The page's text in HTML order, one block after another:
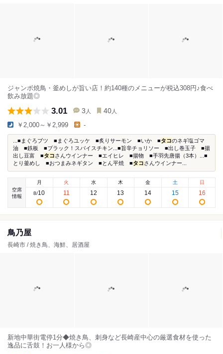
ジャンボ焼鳥・釜めしが旨い店！約140種のメニューが税込308円♪食べ
飲み放題◎
3.01 3 人 40 人
￥2,000～￥2,999 -
...■まぐろブツ ■まぐろユッケ ■炙りサーモン ■いか ■タコのネギ塩ゴマ
油 ■鉄板 ■ブラック！スパイスチキン...■旨辛チョリソー ■出し巻玉子 ■揚
出し豆富 ■タコさんウインナー ■エイヒレ ■揚物 ■手羽先唐揚（3本）...■
とり釜めし ■おつまみネギタン ■とん平焼 ■タコさんウインナー...
空席
情報
月
8/10
火
11
水
12
木
13
金
14
土
15
日
16
鳥乃屋
長崎市 / 焼き鳥、海鮮、居酒屋
新地中華街電停1分◆焼き鳥、刺身など長崎産中心の厳選食材を使った
逸品に舌鼓！お一人様から◎